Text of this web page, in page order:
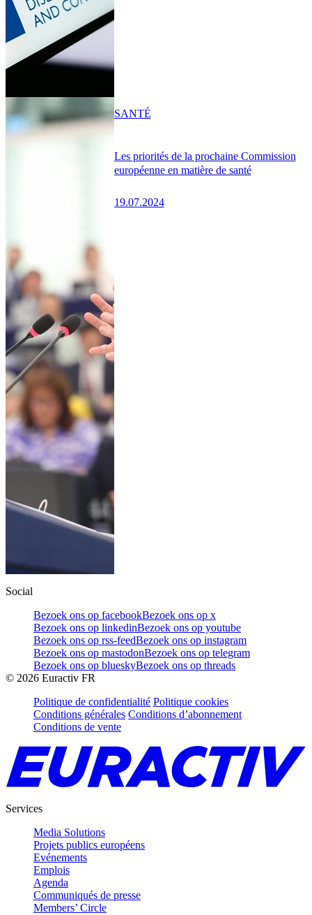
Les priorités de la prochaine Commission
européenne en matière de santé
19.07.2024
SANTÉ
Social
Bezoek ons op facebookBezoek ons op x
Bezoek ons op linkedinBezoek ons op youtube
Bezoek ons op rss-feedBezoek ons op instagram
Bezoek ons op mastodonBezoek ons op telegram
Bezoek ons op blueskyBezoek ons op threads
© 2026 Euractiv FR
Politique de confidentialité Politique cookies
Conditions générales Conditions d’abonnement
Conditions de vente
Services
Media Solutions
Projets publics européens
Evénements
Emplois
Agenda
Communiqués de presse
Members’ Circle